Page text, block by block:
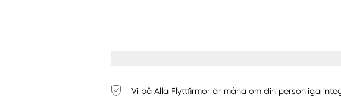
Vi på Alla Flyttfirmor är måna om din personliga